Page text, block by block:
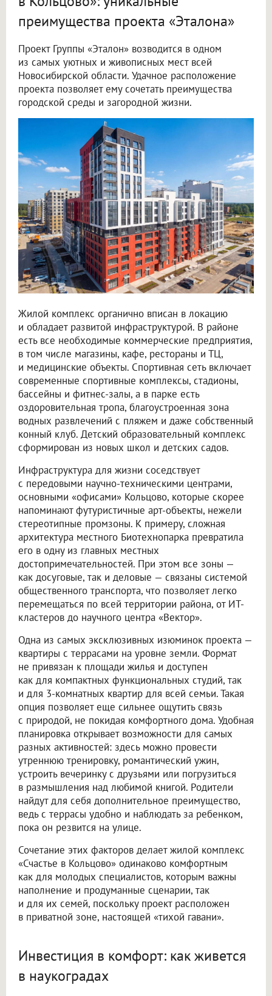
преимущества проекта «Эталона»
Проект Группы «Эталон» возводится в одном
из самых уютных и живописных мест всей
Новосибирской области. Удачное расположение
проекта позволяет ему сочетать преимущества
городской среды и загородной жизни.
Жилой комплекс органично вписан в локацию
и обладает развитой инфраструктурой. В районе
есть все необходимые коммерческие предприятия,
в том числе магазины, кафе, рестораны и ТЦ,
и медицинские объекты. Спортивная сеть включает
современные спортивные комплексы, стадионы,
бассейны и фитнес-залы, а в парке есть
оздоровительная тропа, благоустроенная зона
водных развлечений с пляжем и даже собственный
конный клуб. Детский образовательный комплекс
сформирован из новых школ и детских садов.
Инфраструктура для жизни соседствует
с передовыми научно-техническими центрами,
основными «офисами» Кольцово, которые скорее
напоминают футуристичные арт-объекты, нежели
стереотипные промзоны. К примеру, сложная
архитектура местного Биотехнопарка превратила
его в одну из главных местных
достопримечательностей. При этом все зоны —
как досуговые, так и деловые — связаны системой
общественного транспорта, что позволяет легко
перемещаться по всей территории района, от ИТ-
кластеров до научного центра «Вектор».
Одна из самых эксклюзивных изюминок проекта —
квартиры с террасами на уровне земли. Формат
не привязан к площади жилья и доступен
как для компактных функциональных студий, так
и для 3-комнатных квартир для всей семьи. Такая
опция позволяет еще сильнее ощутить связь
с природой, не покидая комфортного дома. Удобная
планировка открывает возможности для самых
разных активностей: здесь можно провести
утреннюю тренировку, романтический ужин,
устроить вечеринку с друзьями или погрузиться
в размышления над любимой книгой. Родители
найдут для себя дополнительное преимущество,
ведь с террасы удобно и наблюдать за ребенком,
пока он резвится на улице.
Сочетание этих факторов делает жилой комплекс
«Счастье в Кольцово» одинаково комфортным
как для молодых специалистов, которым важны
наполнение и продуманные сценарии, так
и для их семей, поскольку проект расположен
в приватной зоне, настоящей «тихой гавани».
Инвестиция в комфорт: как живется
в наукоградах